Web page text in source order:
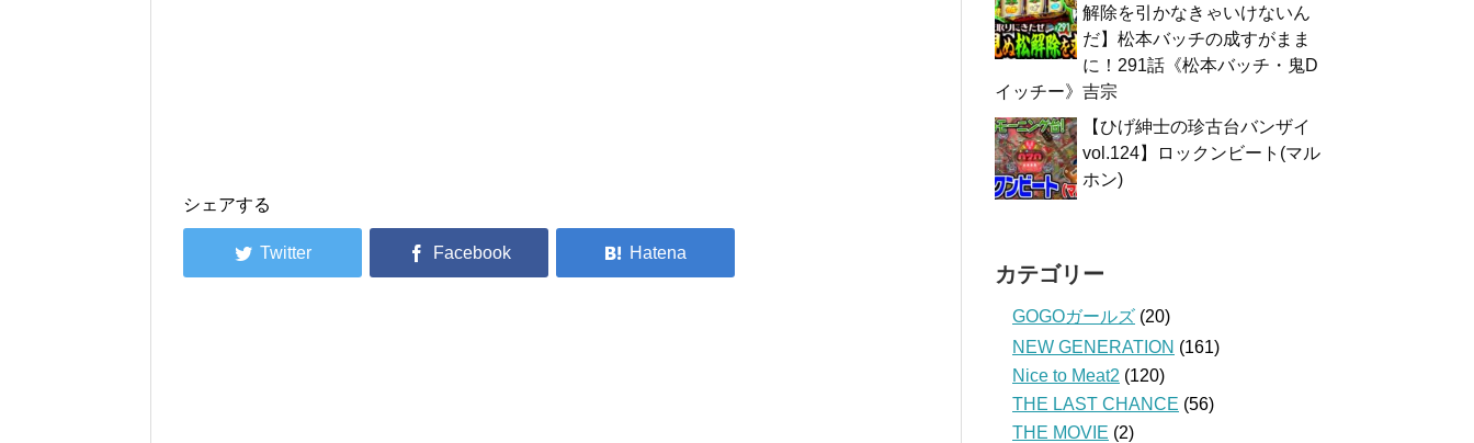
シェアする
解除を引かなきゃいけないん
だ】松本バッチの成すがまま
に！291話《松本バッチ・鬼D
イッチー》吉宗
【ひげ紳士の珍古台バンザイ
vol.124】ロックンビート(マル
ホン)
カテゴリー
GOGOガールズ (20)
NEW GENERATION (161)
Nice to Meat2 (120)
THE LAST CHANCE (56)
THE MOVIE (2)